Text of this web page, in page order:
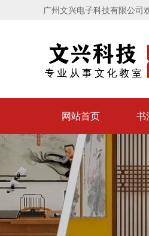
广州文兴电子科技有限公司
网站首页 书